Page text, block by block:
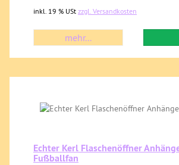
inkl. 19 % USt zzgl. Versandkosten
mehr...
Echter Kerl Flaschenöffner
Fußballfan